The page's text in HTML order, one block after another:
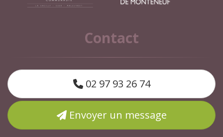
Contact
02 97 93 26 74
Envoyer un message